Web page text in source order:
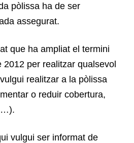
pòlissa ha de ser
assegurat.
que ha ampliat el termini
2012 per realitzar qualsevol
realitzar a la pòlissa
o reduir cobertura,
…).
vulgui ser informat de